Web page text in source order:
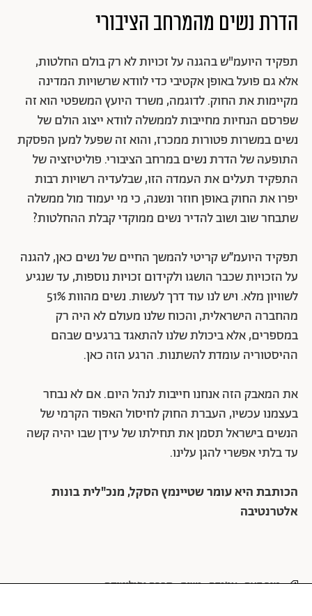
הדרת נשים מהמרחב הציבורי
תפקיד היועמ"ש בהגנה על זכויות לא רק בולם החלטות,
אלא גם פועל באופן אקטיבי כדי לוודא שרשויות המדינה
מקיימות את החוק. לדוגמה, משרד היועץ המשפטי הוא זה
שפרסם הנחיות מחייבות לממשלה לוודא ייצוג הולם של
נשים במשרות פטורות ממכרז, והוא זה שפעל למען הפסקת
התופעה של הדרת נשים במרחב הציבורי. פוליטיזציה של
התפקיד תעלים את העמדה הזו, שבלעדיה רשויות רבות
יפרו את החוק באופן חוזר ונשנה, כי מי יעמוד מול ממשלה
שתבחר שוב ושוב להדיר נשים ממוקדי קבלת ההחלטות?
תפקיד היועמ״ש קריטי להמשך החיים של נשים כאן, להגנה
על הזכויות שכבר הושגו ולקידום זכויות נוספות, עד שנגיע
לשוויון מלא. ויש לנו עוד דרך לעשות. נשים מהוות 51%
מהחברה הישראלית, והכוח שלנו מעולם לא היה רק
במספרים, אלא ביכולת שלנו להתאגד ברגעים שבהם
ההיסטוריה עומדת להשתנות. הרגע הזה כאן.
את המאבק הזה אנחנו חייבות לנהל היום. אם לא נבחר
בעצמנו עכשיו, העברת החוק לחיסול האפוד הקרמי של
הנשים בישראל תסמן את תחילתו של עידן שבו יהיה קשה
עד בלתי אפשרי להגן עלינו.
הכותבת היא עומר שטיינמץ הסקל, מנכ"לית בונות
אלטרנטיבה
טור דעה אג'נדה נשים חברה ופוליטיקה